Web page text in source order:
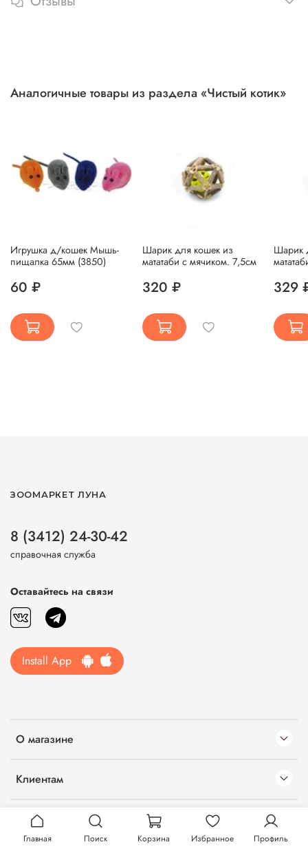
Аналогичные товары из раздела «Чистый котик»
Игрушка д/кошек Мышь-
пищалка 65мм (3850)
60 ₽
Шарик для кошек из
мататаби с мячиком. 7,5см
320 ₽
Шарик
329
О магазине
Клиентам
Информация
ЗООМАРКЕТ ЛУНА
8 (3412) 24-30-42
справочная служба
Оставайтесь на связи
Install App
Главная Поиск Корзина Избранное Профиль